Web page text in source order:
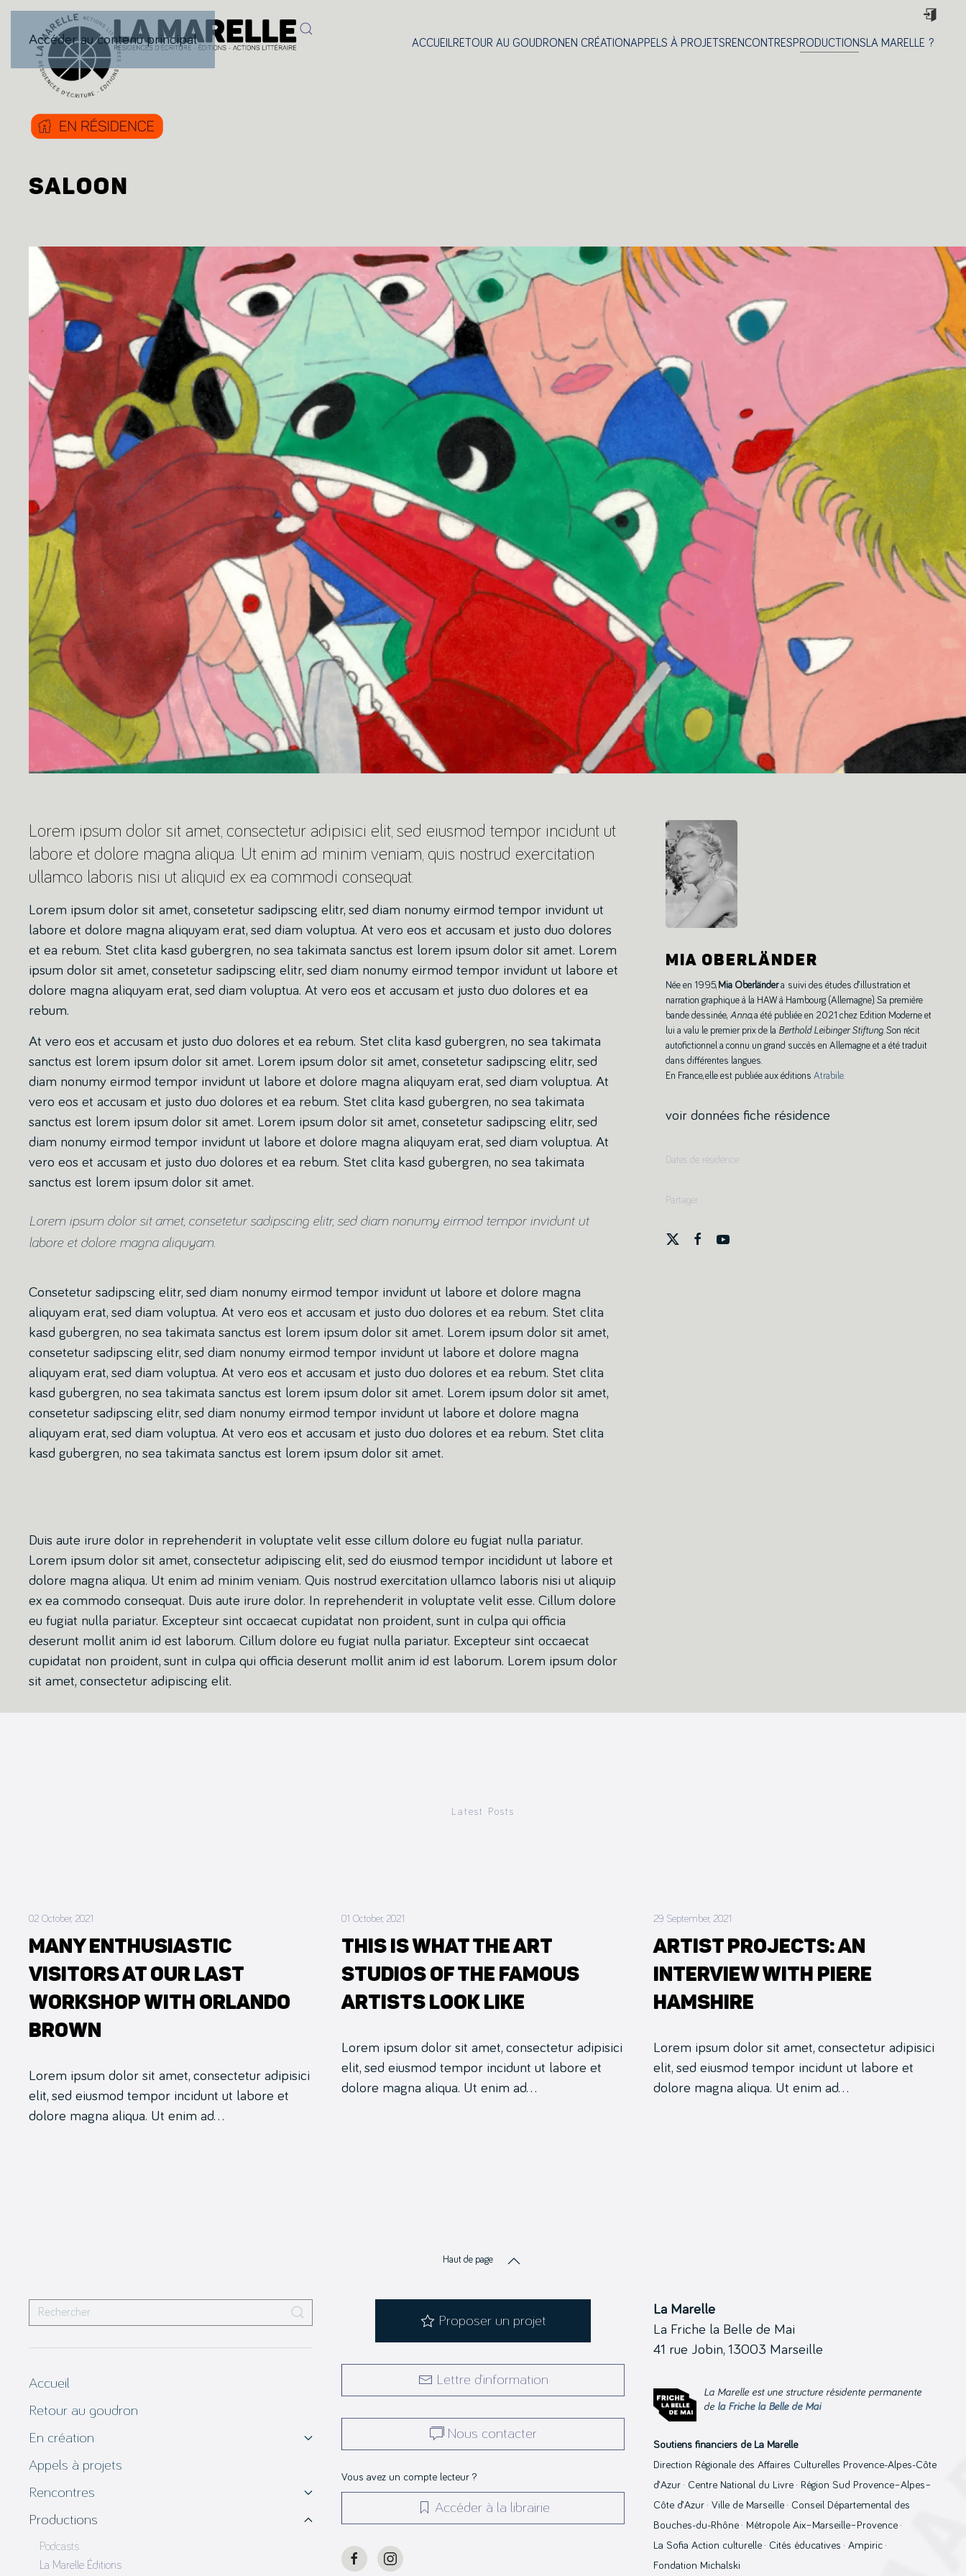
Accéder au contenu principal ACCUEIL RETOUR AU GOUDRON EN CRÉATIONAPPELS À PROJETSRENCONTRESPRODUCTIONS LA MARELLE ?
SALOON
Lorem ipsum dolor sit amet, consectetur adipisici elit, sed eiusmod tempor incidunt ut
labore et dolore magna aliqua. Ut enim ad minim veniam, quis nostrud exercitation
ullamco laboris nisi ut aliquid ex ea commodi consequat.
Lorem ipsum dolor sit amet, consetetur sadipscing elitr, sed diam nonumy eirmod tempor invidunt ut
labore et dolore magna aliquyam erat, sed diam voluptua. At vero eos et accusam et justo duo dolores
et ea rebum. Stet clita kasd gubergren, no sea takimata sanctus est lorem ipsum dolor sit amet. Lorem
ipsum dolor sit amet, consetetur sadipscing elitr, sed diam nonumy eirmod tempor invidunt ut labore et
dolore magna aliquyam erat, sed diam voluptua. At vero eos et accusam et justo duo dolores et ea
rebum.
At vero eos et accusam et justo duo dolores et ea rebum. Stet clita kasd gubergren, no sea takimata
sanctus est lorem ipsum dolor sit amet. Lorem ipsum dolor sit amet, consetetur sadipscing elitr, sed
diam nonumy eirmod tempor invidunt ut labore et dolore magna aliquyam erat, sed diam voluptua. At
vero eos et accusam et justo duo dolores et ea rebum. Stet clita kasd gubergren, no sea takimata
sanctus est lorem ipsum dolor sit amet. Lorem ipsum dolor sit amet, consetetur sadipscing elitr, sed
diam nonumy eirmod tempor invidunt ut labore et dolore magna aliquyam erat, sed diam voluptua. At
vero eos et accusam et justo duo dolores et ea rebum. Stet clita kasd gubergren, no sea takimata
sanctus est lorem ipsum dolor sit amet.
Lorem ipsum dolor sit amet, consetetur sadipscing elitr, sed diam nonumy eirmod tempor invidunt ut
labore et dolore magna aliquyam.
Consetetur sadipscing elitr, sed diam nonumy eirmod tempor invidunt ut labore et dolore magna
aliquyam erat, sed diam voluptua. At vero eos et accusam et justo duo dolores et ea rebum. Stet clita
kasd gubergren, no sea takimata sanctus est lorem ipsum dolor sit amet. Lorem ipsum dolor sit amet,
consetetur sadipscing elitr, sed diam nonumy eirmod tempor invidunt ut labore et dolore magna
aliquyam erat, sed diam voluptua. At vero eos et accusam et justo duo dolores et ea rebum. Stet clita
kasd gubergren, no sea takimata sanctus est lorem ipsum dolor sit amet. Lorem ipsum dolor sit amet,
consetetur sadipscing elitr, sed diam nonumy eirmod tempor invidunt ut labore et dolore magna
aliquyam erat, sed diam voluptua. At vero eos et accusam et justo duo dolores et ea rebum. Stet clita
kasd gubergren, no sea takimata sanctus est lorem ipsum dolor sit amet.
Duis aute irure dolor in reprehenderit in voluptate velit esse cillum dolore eu fugiat nulla pariatur.
Lorem ipsum dolor sit amet, consectetur adipiscing elit, sed do eiusmod tempor incididunt ut labore et
dolore magna aliqua. Ut enim ad minim veniam. Quis nostrud exercitation ullamco laboris nisi ut aliquip
ex ea commodo consequat. Duis aute irure dolor. In reprehenderit in voluptate velit esse. Cillum dolore
eu fugiat nulla pariatur. Excepteur sint occaecat cupidatat non proident, sunt in culpa qui officia
deserunt mollit anim id est laborum. Cillum dolore eu fugiat nulla pariatur. Excepteur sint occaecat
cupidatat non proident, sunt in culpa qui officia deserunt mollit anim id est laborum. Lorem ipsum dolor
sit amet, consectetur adipiscing elit.
Mia Oberländer
Née en 1995, Mia Oberländera suivi des études d’illustration et
narration graphique à la HAW à Hambourg (Allemagne). Sa première
bande dessinée, Anna, a été publiée en 2021 chez Edition Moderne et
lui a valu le premier prix de la Berthold Leibinger Stiftung. Son récit
autofictionnel a connu un grand succès en Allemagne et a été traduit
dans différentes langues.
En France, elle est publiée aux éditions Atrabile.
voir données fiche résidence
Dates de résidence
Partager
Latest Posts
02 October, 2021
Many Enthusiastic
Visitors at Our Last
Workshop With Orlando
Brown
Lorem ipsum dolor sit amet, consectetur adipisici
elit, sed eiusmod tempor incidunt ut labore et
dolore magna aliqua. Ut enim ad…
01 October, 2021
This Is What the Art
Studios of the Famous
Artists Look Like
Lorem ipsum dolor sit amet, consectetur adipisici
elit, sed eiusmod tempor incidunt ut labore et
dolore magna aliqua. Ut enim ad…
29 September, 2021
Artist Projects: An
Interview With Piere
Hamshire
Lorem ipsum dolor sit amet, consectetur adipisici
elit, sed eiusmod tempor incidunt ut labore et
dolore magna aliqua. Ut enim ad…
Haut de page
Accueil
Retour au goudron
En création
Appels à projets
Rencontres
Productions
Podcasts
La Marelle Éditions
Proposer un projet
Lettre d’information
Nous contacter
Vous avez un compte lecteur ?
Accéder à la librairie
La Marelle
La Friche la Belle de Mai
41 rue Jobin, 13003 Marseille
La Marelle est une structure résidente permanente
de la Friche la Belle de Mai
Soutiens financiers de La Marelle
Direction Régionale des Affaires Culturelles Provence-Alpes-Côte
d’Azur · Centre National du Livre · Région Sud Provence–Alpes–
Côte d’Azur · Ville de Marseille · Conseil Départemental des
Bouches-du-Rhône · Métropole Aix–Marseille–Provence ·
La Sofia Action culturelle · Cités éducatives · Ampiric ·
Fondation Michalski